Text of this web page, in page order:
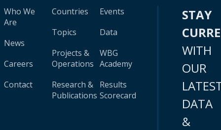
Who We
Are
News
Careers
Contact
Countries
Topics
Projects &
Operations
Research &
Publications
Events
Data
WBG
Academy
Results
Scorecard
STAY
WITH
OUR
DATA
&